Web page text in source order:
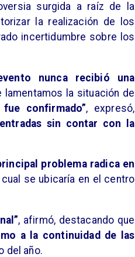
surgida a raíz de la
la realización de los
incertidumbre sobre los
nunca recibió una
lamentamos la situación de
confirmado”, expresó,
sin contar con la
problema radica en
cual se ubicaría en el centro
, afirmó, destacando que
a la continuidad de las
del año.